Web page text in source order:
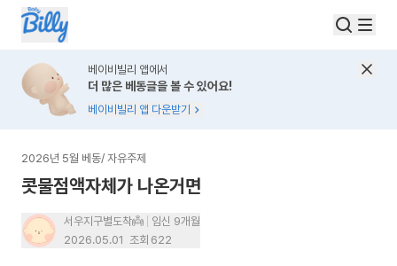
베이비빌리 앱에서
더 많은 베동글을 볼 수 있어요!
베이비빌리 앱 다운받기
2026년 5월 베동/ 자유주제
콧물점액자체가 나온거면
서우지구별도착👼
임신 9개월
2026.05.01 조회 622